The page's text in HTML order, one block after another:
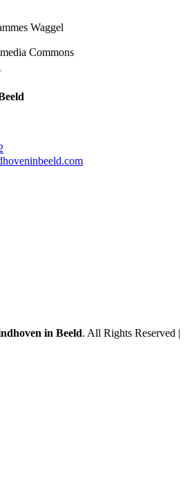
Waggel
Commons
in Beeld. All Rights Reserved |